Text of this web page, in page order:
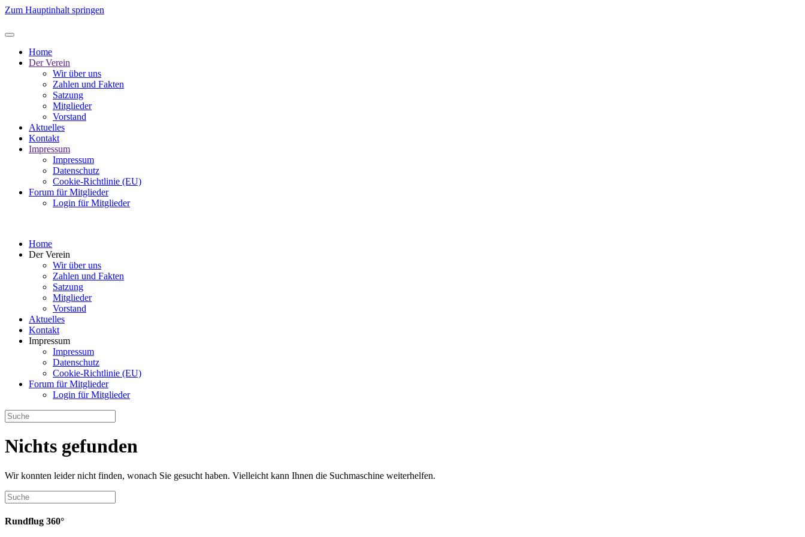
Zum Hauptinhalt springen
Home
Der Verein
Wir über uns
Zahlen und Fakten
Satzung
Mitglieder
Vorstand
Aktuelles
Kontakt
Impressum
Impressum
Datenschutz
Cookie-Richtlinie (EU)
Forum für Mitglieder
Login für Mitglieder
Home
Der Verein
Wir über uns
Zahlen und Fakten
Satzung
Mitglieder
Vorstand
Aktuelles
Kontakt
Impressum
Impressum
Datenschutz
Cookie-Richtlinie (EU)
Forum für Mitglieder
Login für Mitglieder
Nichts gefunden
Wir konnten leider nicht finden, wonach Sie gesucht haben. Vielleicht kann Ihnen die Suchmaschine weiterhelfen.
Rundflug 360°